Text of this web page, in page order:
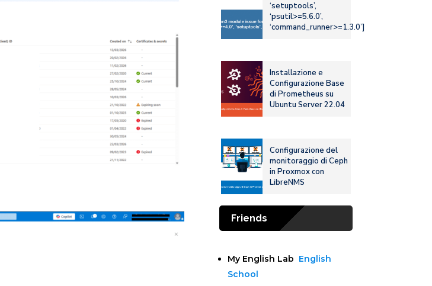
‘setuptools’,
‘psutil>=5.6.0’,
‘command_runner>=1.3.0’]
Installazione e
Configurazione Base
di Prometheus su
Ubuntu Server 22.04
Configurazione del
monitoraggio di Ceph
in Proxmox con
LibreNMS
Friends
My English Lab English
School